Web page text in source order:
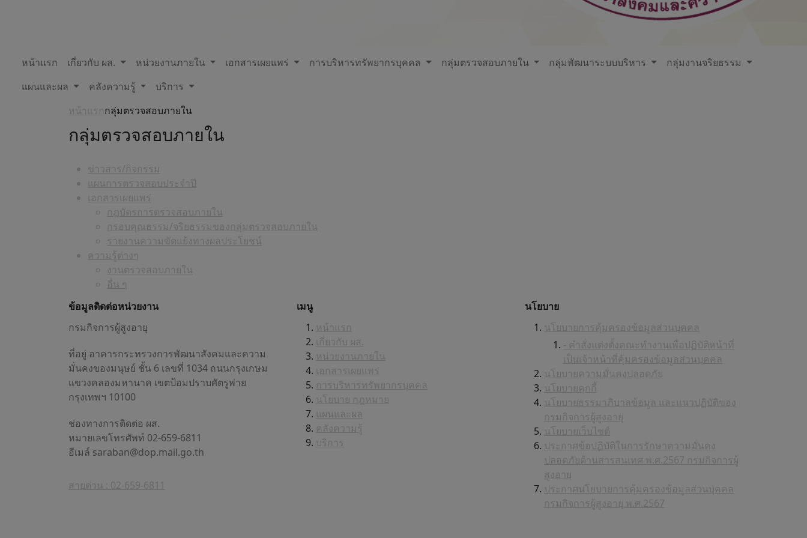
หน้าแรก เกี่ยวกับ ผส. หน่วยงานภายใน เอกสารเผยแพร่ การบริหารทรัพยากรบุคคล กลุ่มตรวจสอบภายใน กลุ่มพัฒนาระบบบริหาร
กลุ่มงานจริยธรรม
แผนและผล
คลังความรู้
บริการ
หน้าแรกกลุ่มตรวจสอบภายใน
กลุ่มตรวจสอบภายใน
ข่าวสาร/กิจกรรม
แผนการตรวจสอบประจำปี
เอกสารเผยแพร่
กฎบัตรการตรวจสอบภายใน
กรอบคุณธรรม/จริยธรรมของกลุ่มตรวจสอบภายใน
รายงานความขัดแย้งทางผลประโยชน์
ความรู้ต่างๆ
งานตรวจสอบภายใน
อื่น ๆ
ข้อมูลติดต่อหน่วยงาน
กรมกิจการผู้สูงอายุ
ที่อยู่ อาคารกระทรวงการพัฒนาสังคมและความ
มั่นคงของมนุษย์ ชั้น 6 เลขที่ 1034 ถนนกรุงเกษม
แขวงคลองมหานาค เขตป้อมปราบศัตรูพ่าย
กรุงเทพฯ 10100
ช่องทางการติดต่อ ผส.
หมายเลขโทรศัพท์ 02-659-6811
อีเมล์ saraban@dop.mail.go.th
สายด่วน : 02-659-6811
เมนู
หน้าแรก
เกี่ยวกับ ผส.
หน่วยงานภายใน
เอกสารเผยแพร่
การบริหารทรัพยากรบุคคล
นโยบาย กฎหมาย
แผนและผล
คลังความรู้
บริการ
นโยบาย
นโยบายการคุ้มครองข้อมูลส่วนบุคคล
- คำสั่งแต่งตั้งคณะทำงานเพื่อปฏิบัติหน้าที่
เป็นเจ้าหน้าที่คุ้มครองข้อมูลส่วนบุคคล
นโยบายความมั่นคงปลอดภัย
นโยบายคุกกี้
นโยบายธรรมาภิบาลข้อมูล และแนวปฏิบัติของ
กรมกิจการผู้สูงอายุ
นโยบายเว็บไซต์
ประกาศข้อปฏิบัติในการรักษาความมั่นคง
ปลอดภัยด้านสารสนเทศ พ.ศ.2567 กรมกิจการผู้
สูงอายุ
ประกาศนโยบายการคุ้มครองข้อมูลส่วนบุคคล
กรมกิจการผู้สูงอายุ พ.ศ.2567